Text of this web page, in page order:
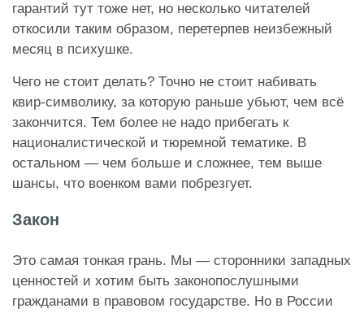
гарантий тут тоже нет, но несколько читателей
откосили таким образом, перетерпев неизбежный
месяц в психушке.
Чего не стоит делать? Точно не стоит набивать
квир-символику, за которую раньше убьют, чем всё
закончится. Тем более не надо прибегать к
националистической и тюремной тематике. В
остальном — чем больше и сложнее, тем выше
шансы, что военком вами побрезгует.
Закон
Это самая тонкая грань. Мы — сторонники западных
ценностей и хотим быть законопослушными
гражданами в правовом государстве. Но в России